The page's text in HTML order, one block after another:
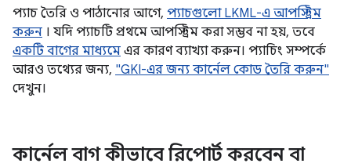
প্যাচ তৈরি ও পাঠানোর আগে, প্যাচগুলো LKML-এ আপস্ট্রিম
করুন । যদি প্যাচটি প্রথমে আপস্ট্রিম করা সম্ভব না হয়, তবে
একটি বাগের মাধ্যমে এর কারণ ব্যাখ্যা করুন। প্যাচিং সম্পর্কে
আরও তথ্যের জন্য, "GKI-এর জন্য কার্নেল কোড তৈরি করুন"
দেখুন।
কার্নেল বাগ কীভাবে রিপোর্ট করবেন বা